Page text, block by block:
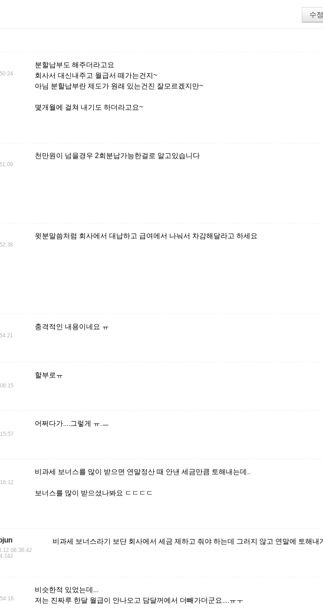
수
분할납부도 해주더라고요
회사서 대신내주고 월급서 떼가는건지~
아님 분할납부란 제도가 원래 있는건진 잘모르겠지만~
몇개월에 걸쳐 내기도 하더라고요~
천만원이 넘을경우 2회분납가능한걸로 알고있습니다
윗분말씀처럼 회사에서 대납하고 급여에서 나눠서 차감해달라고 하세요
충격적인 내용이네요 ㅠ
할부로ㅠ
어쩌다가....그렇게 ㅠ.ㅡ
비과세 보너스를 많이 받으면 연말정산 때 안낸 세금만큼 토해내는데..
보너스를 많이 받으셨나봐요 ㄷㄷㄷㄷ
08:38:42
비과세 보너스라기 보단 회사에서 세금 제하고 줘야 하는데 그러지 않고 연말에 토해내
비슷한적 있었는데...
저는 진짜루 한달 월급이 안나오고 담달꺼에서 더빼가더군요....ㅠㅜ